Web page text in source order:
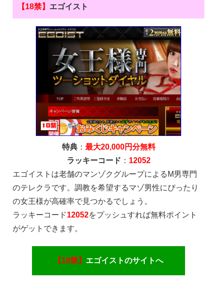
【18禁】 エゴイスト
特典： 最大20,000円分無料
ラッキーコード ： 12052
エゴイストは老舗のマンゾクグループによるM男専門
のテレクラです。調教を希望するマゾ男性にぴったり
の女王様が高確率で見つかるでしょう。
ラッキーコード12052をプッシュすれば無料ポイント
がゲットできます。
【18禁】 エゴイストのサイトへ